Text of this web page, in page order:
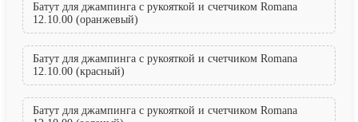
Батут для джампинга с рукояткой и счетчиком Romana
12.10.00 (оранжевый)
Батут для джампинга с рукояткой и счетчиком Romana
12.10.00 (красный)
Батут для джампинга с рукояткой и счетчиком Romana